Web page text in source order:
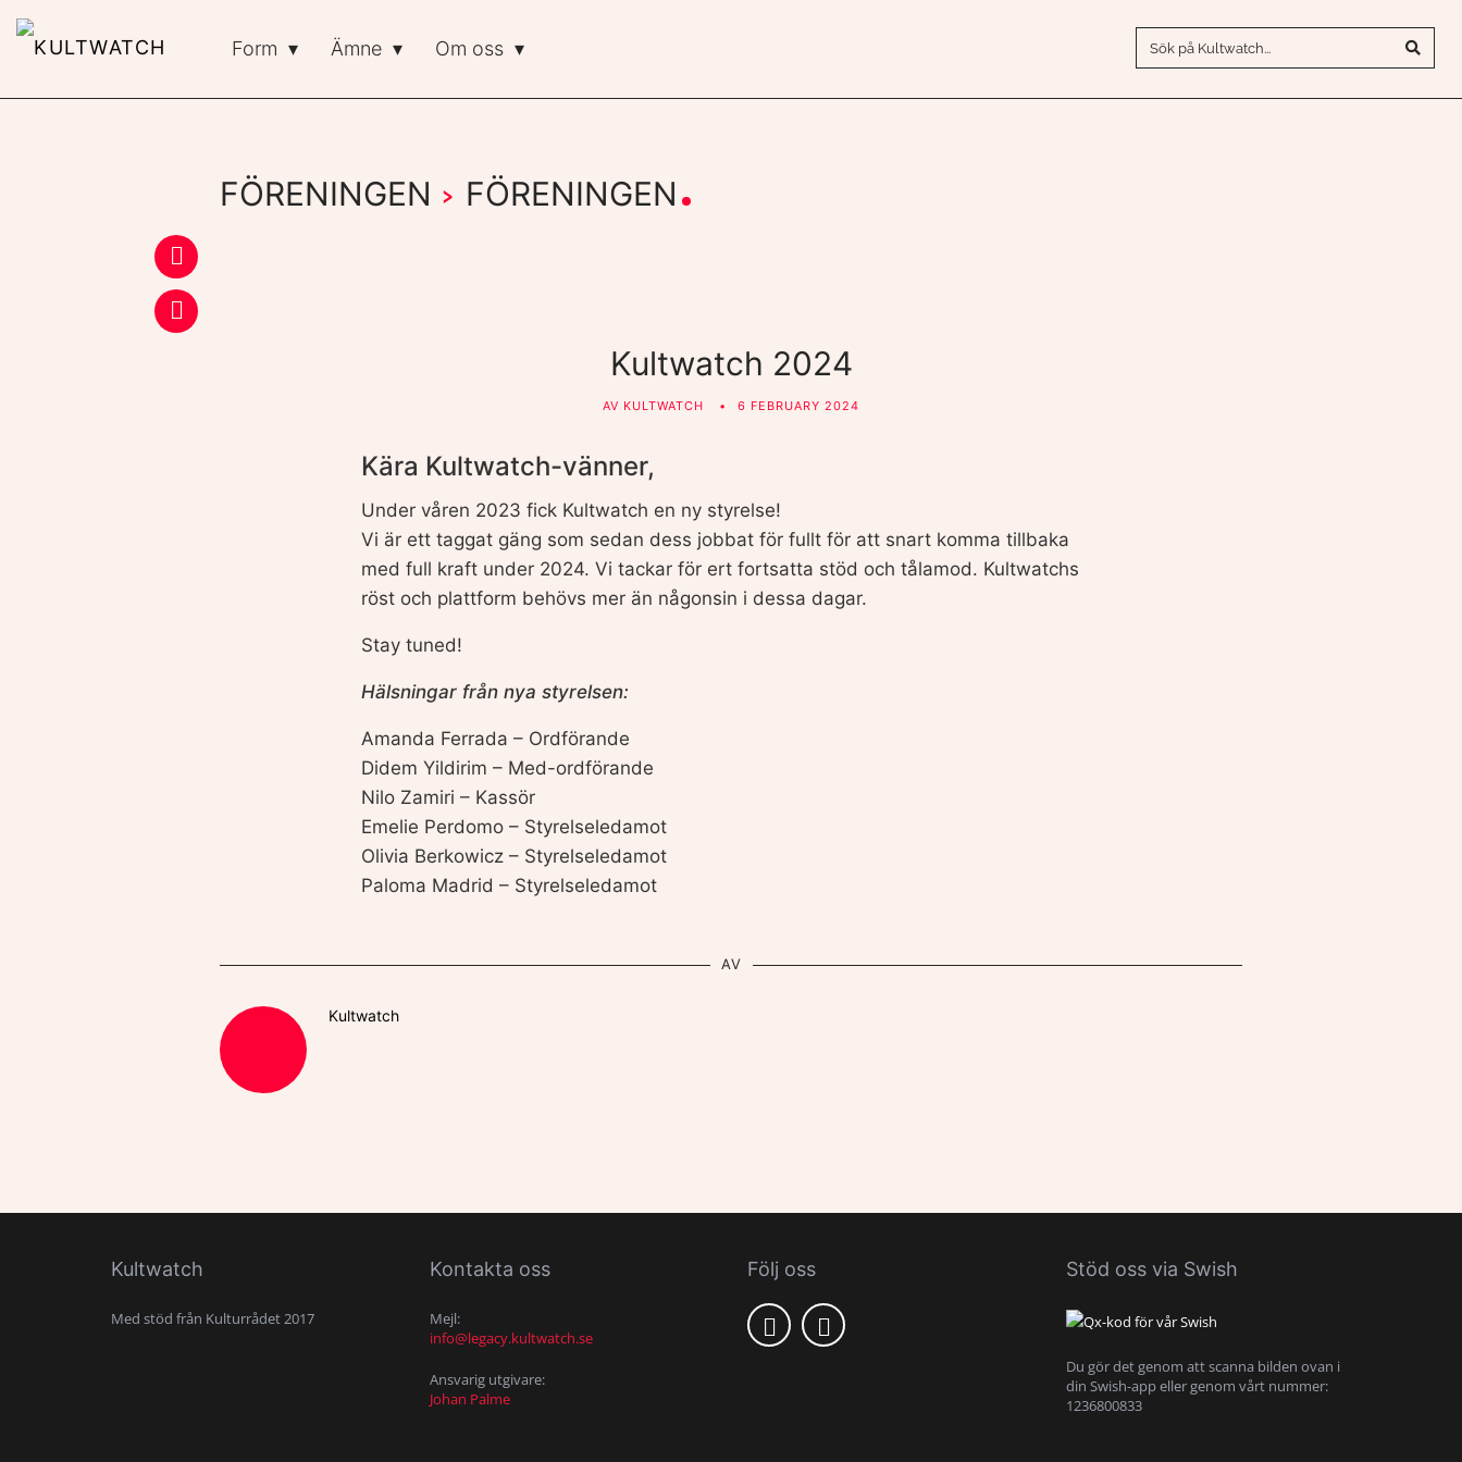
Form Ämne Om oss
FÖRENINGEN › FÖRENINGEN
Kultwatch 2024
AV KULTWATCH 6 FEBRUARY 2024
Kära Kultwatch-vänner,
Under våren 2023 fick Kultwatch en ny styrelse!
Vi är ett taggat gäng som sedan dess jobbat för fullt för att snart komma tillbaka
med full kraft under 2024. Vi tackar för ert fortsatta stöd och tålamod. Kultwatchs
röst och plattform behövs mer än någonsin i dessa dagar.
Stay tuned!
Hälsningar från nya styrelsen:
Amanda Ferrada – Ordförande
Didem Yildirim – Med-ordförande
Nilo Zamiri – Kassör
Emelie Perdomo – Styrelseledamot
Olivia Berkowicz – Styrelseledamot
Paloma Madrid – Styrelseledamot
AV
Kultwatch
Kultwatch
Med stöd från Kulturrådet 2017
Kontakta oss
Mejl:
info@legacy.kultwatch.se
Ansvarig utgivare:
Johan Palme
Följ oss Stöd oss via Swish
Du gör det genom att scanna bilden ovan i
din Swish-app eller genom vårt nummer:
1236800833